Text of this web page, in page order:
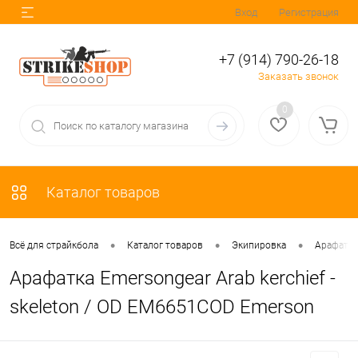
Вход Регистрация
+7 (914) 790-26-18
Заказать звонок
0
Каталог товаров
Всё для страйкбола • Каталог товаров • Экипировка •
Арафатка Emersongear Arab kerchief -
skeleton / OD EM6651COD Emerson